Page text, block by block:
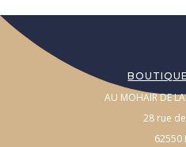
AU MOHAIR DE
28 rue
62550